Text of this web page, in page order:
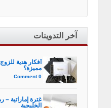
آخر التدوينات
أفكار هدية
مميزة؟
0 Comment
غترة إماراتية –
الخليجية